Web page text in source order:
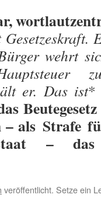
wehrt
er. Das ist
Beutegesetz
als Strafe
–
veröffentlicht. Setze ein